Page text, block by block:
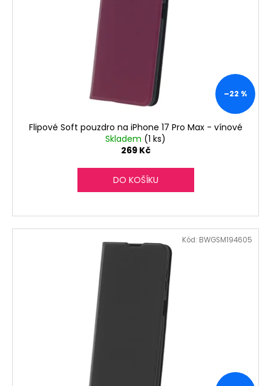
–22 %
Flipové Soft pouzdro na iPhone 17 Pro Max - vínové
Skladem (1 ks)
269 Kč
DO KOŠÍKU
Kód: BWGSM194605